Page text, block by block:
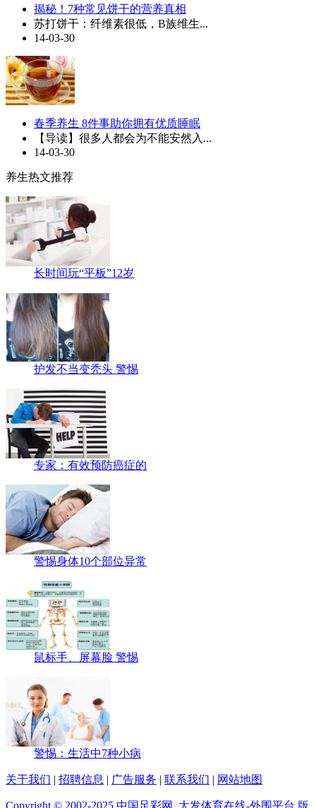
揭秘！7种常见饼干的营养真相
苏打饼干：纤维素很低，B族维生...
14-03-30
春季养生 8件事助你拥有优质睡眠
【导读】很多人都会为不能安然入...
14-03-30
养生热文推荐
长时间玩“平板”12岁
护发不当变秃头 警惕
专家：有效预防癌症的
警惕身体10个部位异常
鼠标手、屏幕脸 警惕
警惕：生活中7种小病
关于我们 | 招聘信息 | 广告服务 | 联系我们 | 网站地图
Copyright © 2002-2025 中国足彩网_大发体育在线-外围平台 版